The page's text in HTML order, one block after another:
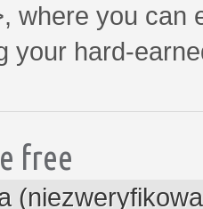
where you can
your hard-
free